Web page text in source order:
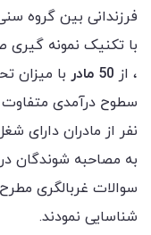
با تکنیک نمونه
، از 50 مادر
با میزان
به مصاحبه شوندگان
سوالات غربالگری
شناسایی نمودند.